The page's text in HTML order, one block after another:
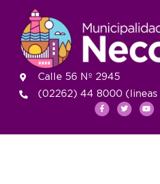
Calle 56 Nº 2945
(02262) 44 8000 (lineas